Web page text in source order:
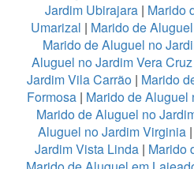
Jardim Ubirajara | Marido
Umarizal | Marido de
Marido de Aluguel no
Aluguel no Jardim Vera Cruz
Jardim Vila Carrão| Marido
Formosa| Marido de Aluguel
Marido de Aluguel no
Aluguel no Jardim Virginia |
Jardim Vista Linda | Marido